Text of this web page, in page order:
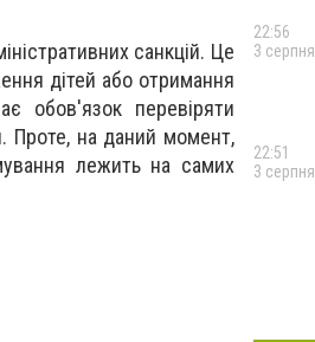
санкцій. Це
дітей або отримання
обов'язок перевіряти
Проте, на даний момент,
лежить на самих
22:56
3 серпня
22:51
3 серпня